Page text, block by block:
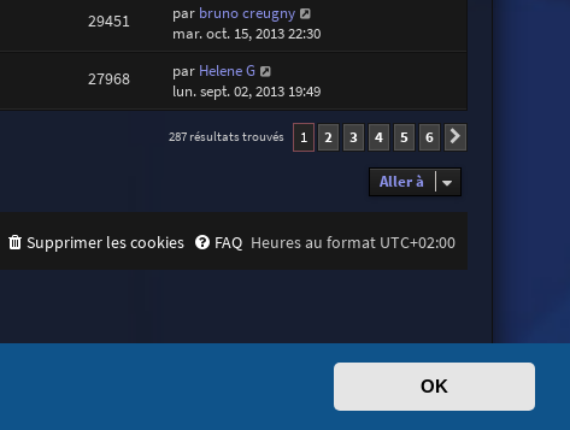
OK
29451 par bruno creugny
mar. oct. 15, 2013 22:30
27968 par Helene G
lun. sept. 02, 2013 19:49
287 résultats trouvés 1 2 3 4 5 6
Aller à
Heures au format UTC+02:00
FAQ
Supprimer les cookies